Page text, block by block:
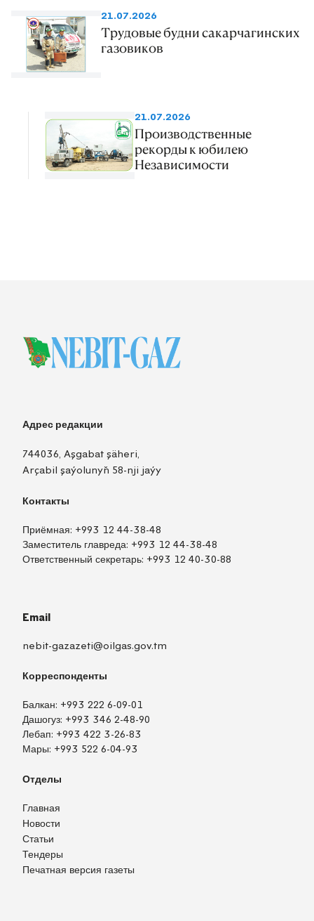
21.07.2026
Трудовые будни сакарчагинских
газовиков
21.07.2026
Производственные
рекорды к юбилею
Независимости
Адрес редакции
744036, Aşgabat şäheri,
Arçabil şaýolunyň 58-nji jaýy
Контакты
Приёмная: +993 12 44-38-48
Заместитель главреда: +993 12 44-38-48
Ответственный секретарь: +993 12 40-30-88
Email
nebit-gazazeti@oilgas.gov.tm
Корреспонденты
Балкан: +993 222 6-09-01
Дашогуз: +993 346 2-48-90
Лебап: +993 422 3-26-83
Мары: +993 522 6-04-93
Отделы
Главная
Новости
Статьи
Тендеры
Печатная версия газеты